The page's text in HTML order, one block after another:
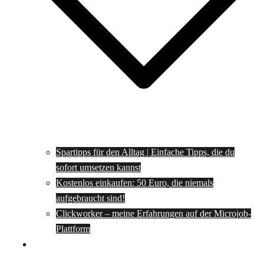
Spartipps für den Alltag | Einfache Tipps, die du
sofort umsetzen kannst
Kostenlos einkaufen: 50 Euro, die niemals
aufgebraucht sind!
Clickworker – meine Erfahrungen auf der Microjob-
Plattform